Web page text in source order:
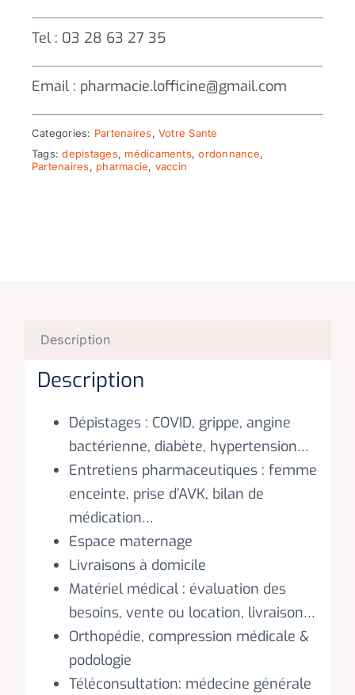
Tel : 03 28 63 27 35
Email : pharmacie.lofficine@gmail.com
Categories: Partenaires, Votre Sante
Tags:depistages, médicaments,ordonnance,
Partenaires, pharmacie, vaccin
Description
Description
Dépistages : COVID, grippe, angine
bactérienne, diabète, hypertension…
Entretiens pharmaceutiques : femme
enceinte, prise d’AVK, bilan de
médication…
Espace maternage
Livraisons à domicile
Matériel médical : évaluation des
besoins, vente ou location, livraison…
Orthopédie, compression médicale &
podologie
Téléconsultation: médecine générale